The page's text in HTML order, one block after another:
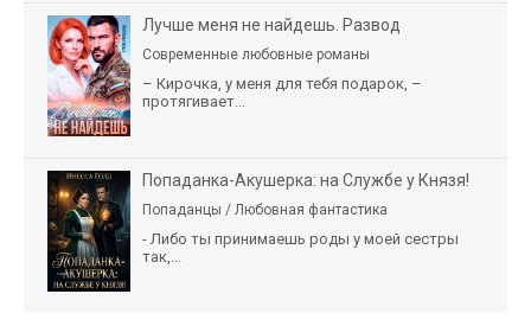
Лучше меня не найдешь. Развод
Современные любовные романы
– Кирочка, у меня для тебя подарок, –
протягивает...
Попаданка-Акушерка: на Службе у Князя!
Попаданцы / Любовная фантастика
- Либо ты принимаешь роды у моей сестры
так,...